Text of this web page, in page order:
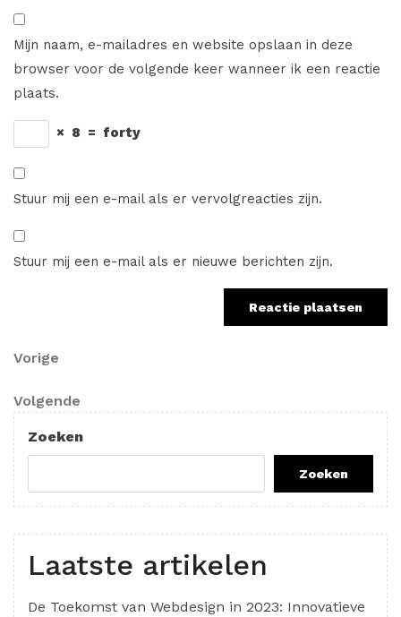
Mijn naam, e-mailadres en website opslaan in deze
browser voor de volgende keer wanneer ik een reactie
plaats.
× 8 = forty
Stuur mij een e-mail als er vervolgreacties zijn.
Stuur mij een e-mail als er nieuwe berichten zijn.
Berichtnavigatie
Vorig
Vorige
Volgend
bericht
Volgende
Zoeken
Zoeken
Laatste artikelen
De Toekomst van Webdesign in 2023: Innovatieve